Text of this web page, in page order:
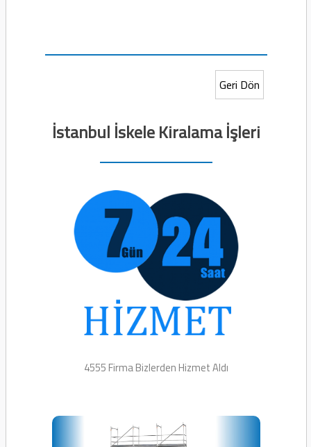
Geri Dön
İstanbul İskele Kiralama İşleri
4555 Firma BizlerdenHizmet Aldı